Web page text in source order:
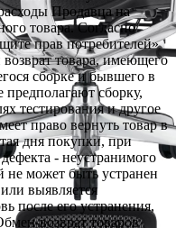
Продавца на
товара. Согласно
прав потребителей»
товара, имеющего
сборке и бывшего в
предполагают сборку,
тестирования и другое
право вернуть товар в
дня покупки, при
- неустранимого
не может быть устранен
выявляется
после его устранения,
возврат товаров